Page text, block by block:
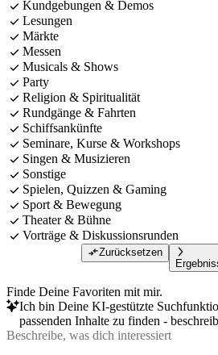
Kundgebungen & Demos
Lesungen
Märkte
Messen
Musicals & Shows
Party
Religion & Spiritualität
Rundgänge & Fahrten
Schiffsankünfte
Seminare, Kurse & Workshops
Singen & Musizieren
Sonstige
Spielen, Quizzen & Gaming
Sport & Bewegung
Theater & Bühne
Vorträge & Diskussionsrunden
Zurücksetzen
Finde Deine Favoriten mit mir.
Ich bin Deine KI-gestützte
passenden Inhalte zu finden -